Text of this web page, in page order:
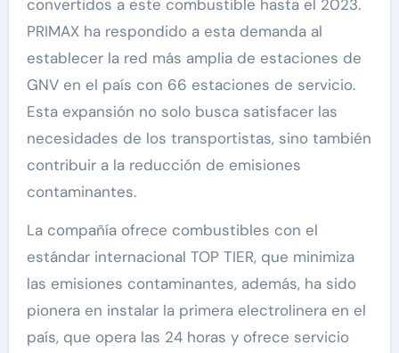
convertidos a este combustible hasta el 2023.
PRIMAX ha respondido a esta demanda al
establecer la red más amplia de estaciones de
GNV en el país con 66 estaciones de servicio.
Esta expansión no solo busca satisfacer las
necesidades de los transportistas, sino también
contribuir a la reducción de emisiones
contaminantes.
La compañía ofrece combustibles con el
estándar internacional TOP TIER, que minimiza
las emisiones contaminantes, además, ha sido
pionera en instalar la primera electrolinera en el
país, que opera las 24 horas y ofrece servicio